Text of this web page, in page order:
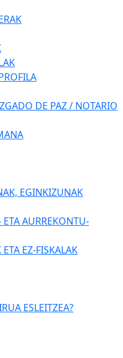
DE PAZ / NOTARIO
EGINKIZUNAK
AURREKONTU-
EZ-FISKALAK
ESLEITZEA?